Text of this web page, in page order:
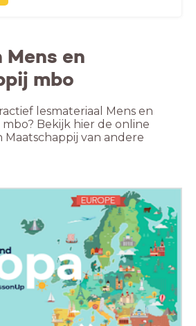
en
mbo
lesmateriaal Mens en
Bekijk hier de online
Maatschappij van andere